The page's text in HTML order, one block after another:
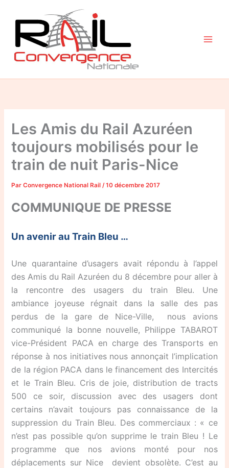
contenu
Les Amis du Rail Azuréen
toujours mobilisés pour le
train de nuit Paris-Nice
ParConvergence National Rail/10 décembre 2017
COMMUNIQUE DE PRESSE
Un avenir au Train Bleu …
Une quarantaine d’usagers avait répondu à l’appel
des Amis du Rail Azuréen du 8 décembre pour aller à
la rencontre des usagers du train Bleu. Une
ambiance joyeuse régnait dans la salle des pas
perdus de la gare de Nice-Ville, nous avions
communiqué la bonne nouvelle, Philippe TABAROT
vice-Président PACA en charge des Transports en
réponse à nos initiatives nous annonçait l’implication
de la région PACA dans le financement des Intercités
et le Train Bleu. Cris de joie, distribution de tracts
500 ce soir, discussion avec des usagers dont
certains n’avait toujours pas connaissance de la
suppression du Train Bleu. Des commerciaux : « ce
n’est pas possible qu’on supprime le train Bleu ! Le
programme que nos avions monté pour nos
déplacements sur Nice devient obsolète. C’est au